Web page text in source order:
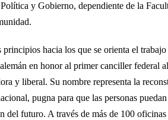
y Gobierno, dependiente de la
hacia los que se orienta el
en honor al primer canciller federal
y liberal. Su nombre representa la
pugna para que las personas
futuro. A través de más de 100